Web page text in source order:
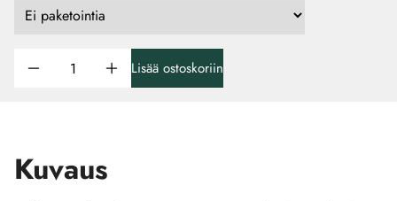
Lisää ostoskoriin
Kuvaus